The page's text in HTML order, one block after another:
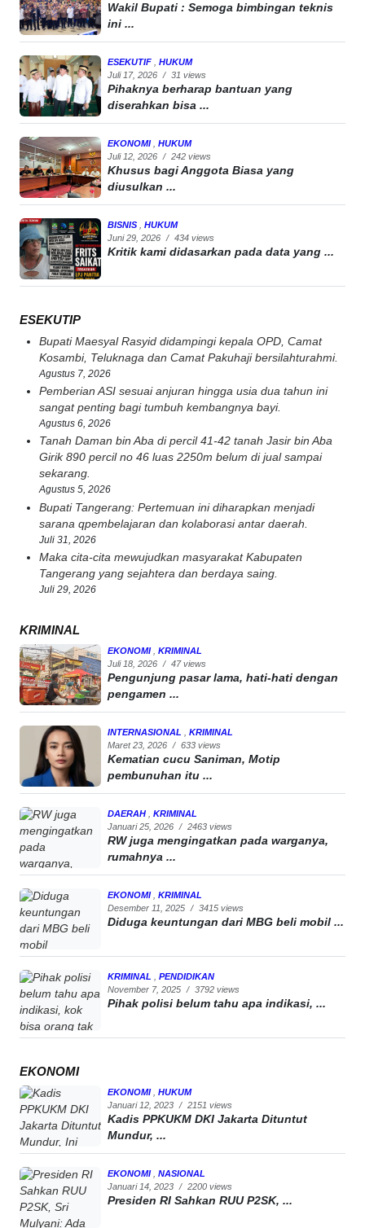
Wakil Bupati : Semoga bimbingan teknis
ini ...
ESEKUTIF
HUKUM
Juli 17, 2026 / 31 views
Pihaknya berharap bantuan yang
diserahkan bisa ...
EKONOMI
HUKUM
Juli 12, 2026 / 242 views
Khusus bagi Anggota Biasa yang
diusulkan ...
BISNIS
HUKUM
Juni 29, 2026 / 434 views
Kritik kami didasarkan pada data yang ...
ESEKUTIP
Bupati Maesyal Rasyid didampingi kepala OPD, Camat
Kosambi, Teluknaga dan Camat Pakuhaji bersilahturahmi.
Agustus 7, 2026
Pemberian ASI sesuai anjuran hingga usia dua tahun ini
sangat penting bagi tumbuh kembangnya bayi.
Agustus 6, 2026
Tanah Daman bin Aba di percil 41-42 tanah Jasir bin Aba
Girik 890 percil no 46 luas 2250m belum di jual sampai
sekarang.
Agustus 5, 2026
Bupati Tangerang: Pertemuan ini diharapkan menjadi
sarana qpembelajaran dan kolaborasi antar daerah.
Juli 31, 2026
Maka cita-cita mewujudkan masyarakat Kabupaten
Tangerang yang sejahtera dan berdaya saing.
Juli 29, 2026
KRIMINAL
EKONOMI
KRIMINAL
Juli 18, 2026 / 47 views
Pengunjung pasar lama, hati-hati dengan
pengamen ...
INTERNASIONAL
KRIMINAL
Maret 23, 2026 / 633 views
Kematian cucu Saniman, Motip
pembunuhan itu ...
DAERAH
KRIMINAL
Januari 25, 2026 / 2463 views
RW juga mengingatkan pada warganya,
rumahnya ...
EKONOMI
KRIMINAL
Desember 11, 2025 / 3415 views
Diduga keuntungan dari MBG beli mobil ...
KRIMINAL
PENDIDIKAN
November 7, 2025 / 3792 views
Pihak polisi belum tahu apa indikasi, ...
EKONOMI
EKONOMI
HUKUM
Januari 12, 2023 / 2151 views
Kadis PPKUKM DKI Jakarta Dituntut
Mundur, ...
EKONOMI
NASIONAL
Januari 14, 2023 / 2200 views
Presiden RI Sahkan RUU P2SK, ...